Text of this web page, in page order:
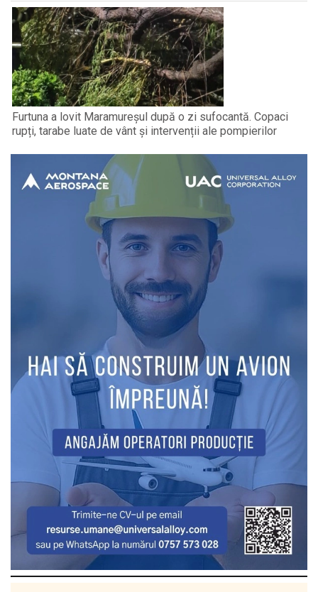
Furtuna a lovit Maramureșul după o zi sufocantă. Copaci
rupți, tarabe luate de vânt și intervenții ale pompierilor